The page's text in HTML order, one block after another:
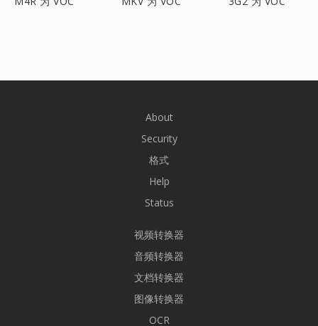
About
Security
格式
Help
Status
视频转换器
音频转换器
文档转换器
图像转换器
OCR